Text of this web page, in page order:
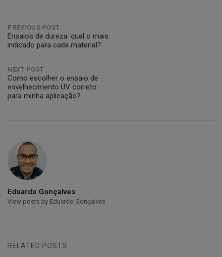
Post
navigation
PREVIOUS POST
Ensaios de dureza: qual o mais
indicado para cada material?
NEXT POST
Como escolher o ensaio de
envelhecimento UV correto
para minha aplicação?
Eduardo Gonçalves
View posts by Eduardo Gonçalves
RELATED POSTS